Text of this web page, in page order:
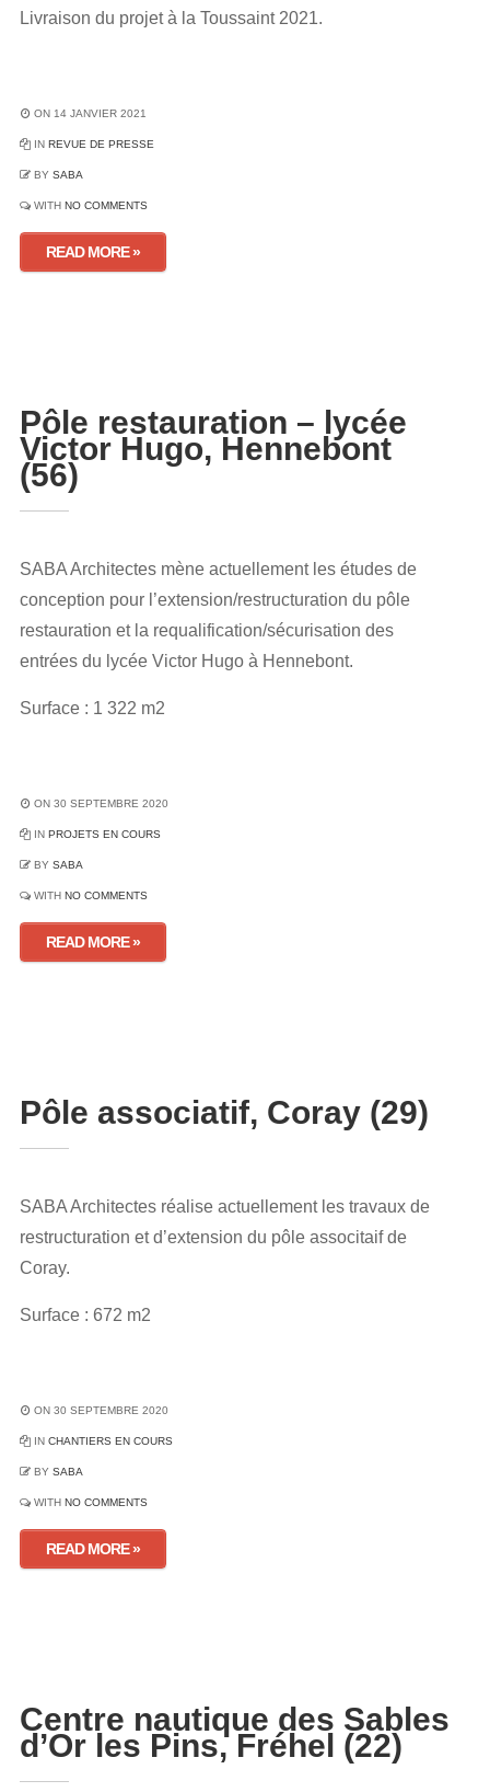
Livraison du projet à la Toussaint 2021.
ON 14 JANVIER 2021
IN REVUE DE PRESSE
BY SABA
WITH NO COMMENTS
READ MORE »
Pôle restauration – lycée
Victor Hugo, Hennebont
(56)
SABA Architectes mène actuellement les études de
conception pour l’extension/restructuration du pôle
restauration et la requalification/sécurisation des
entrées du lycée Victor Hugo à Hennebont.
Surface : 1 322 m2
ON 30 SEPTEMBRE 2020
IN PROJETS EN COURS
BY SABA
WITH NO COMMENTS
READ MORE »
Pôle associatif, Coray (29)
SABA Architectes réalise actuellement les travaux de
restructuration et d’extension du pôle associtaif de
Coray.
Surface : 672 m2
ON 30 SEPTEMBRE 2020
IN CHANTIERS EN COURS
BY SABA
WITH NO COMMENTS
READ MORE »
Centre nautique des Sables
d’Or les Pins, Fréhel (22)